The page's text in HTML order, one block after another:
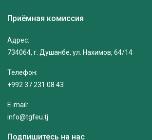
Приёмная комиссия
Адрес:
734064, г. Душанбе, ул. Нахимов, 64/14
Телефон:
+992 37 231 08 43
E-mail:
info@tgfeu.tj
Подпишитесь на нас